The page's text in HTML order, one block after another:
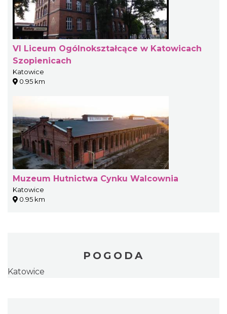
VI Liceum Ogólnokształcące w Katowicach
Szopienicach
Katowice
0.95 km
Muzeum Hutnictwa Cynku Walcownia
Katowice
0.95 km
POGODA
Katowice